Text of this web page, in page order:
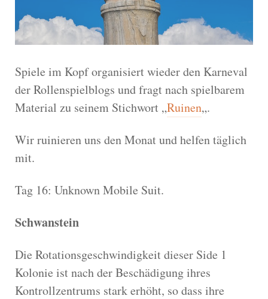
Spiele im Kopf organisiert wieder den Karneval
der Rollenspielblogs und fragt nach spielbarem
Material zu seinem Stichwort „Ruinen„.
Wir ruinieren uns den Monat und helfen täglich
mit.
Tag 16: Unknown Mobile Suit.
Schwanstein
Die Rotationsgeschwindigkeit dieser Side 1
Kolonie ist nach der Beschädigung ihres
Kontrollzentrums stark erhöht, so dass ihre